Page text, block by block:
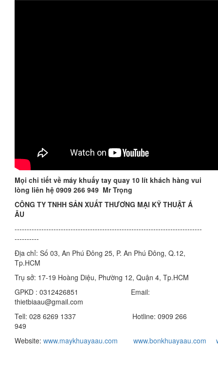
Mọi chi tiết về máy khuấy tay quay 10 lít khách hàng vui
lòng liên hệ 0909 266 949 Mr Trọng
CÔNG TY TNHH SẢN XUẤT THƯƠNG MẠI KỸ THUẬT Á
ÂU
-----------------------------------------------------------------------------
----------
Địa chỉ: Số 03, An Phú Đông 25, P. An Phú Đông, Q.12,
Tp.HCM
Trụ sở: 17-19 Hoàng Diệu, Phường 12, Quận 4, Tp.HCM
GPKD : 0312426851 Email:
thietbiaau@gmail.com
Tell: 028 6269 1337 Hotline: 0909 266
949
Website: www.maykhuayaau.com www.bonkhuayaau.com